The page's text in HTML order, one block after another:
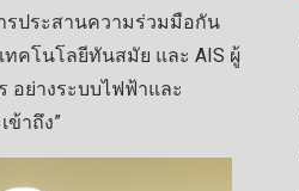
ประสานความร่วมมือกัน
คโนโลยีทันสมัย และ AIS ผู้
อย่างระบบไฟฟ้าและ
าถึง”